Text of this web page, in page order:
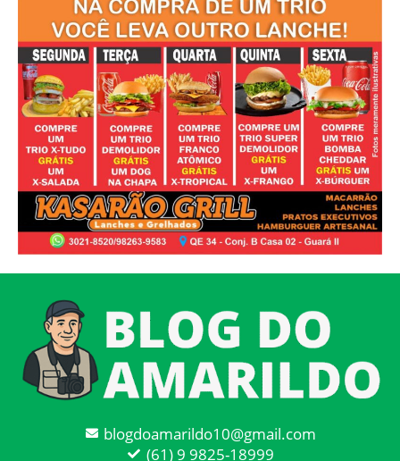
blogdoamarildo10@gmail.com
(61) 9 9825-18999